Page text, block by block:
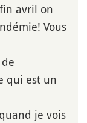
avril on
Vous
qui est un
je vois